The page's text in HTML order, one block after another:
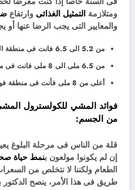
ومتلازمة التمثيل الغذائى وارتفاع
والمعايير التى يجب الرضا عنها أو
من 5.2 الى 6.5 فانت فى منطقة الخطر ويجب إتخاذ اللازم.
من 6.5 ملى الى 8 ملى فانت فى مخاطرة عالية.
أعلى من 8 ملى فأنت فى منطقة فوق السيطرة ومخاظر عالية للغاية.
فوائد المشي للكولسترول
من الجسم:
قلة من الناس فى مرحلة البلوغ
إن لم يكونوا مولعون بنمط حياة
الطعام ولكننا لا نتخلص من
طريق فى هذا الأمر، ينصح